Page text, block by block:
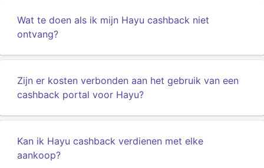
Wat te doen als ik mijn Hayu cashback niet
ontvang?
Zijn er kosten verbonden aan het gebruik van een
cashback portal voor Hayu?
Kan ik Hayu cashback verdienen met elke
aankoop?